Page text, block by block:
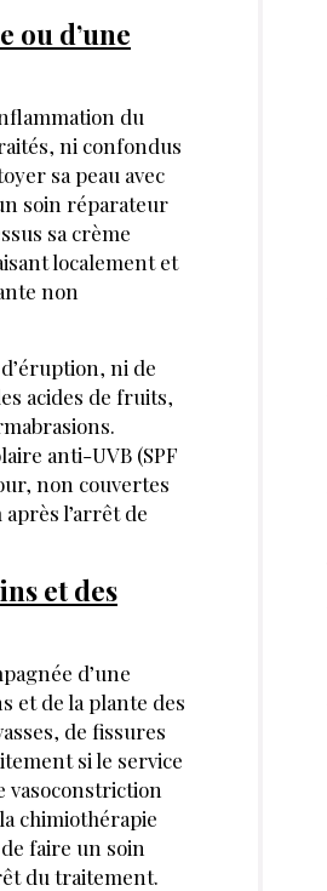
ou d’une
du
ni confondus
sa peau avec
soin réparateur
sa crème
localement et
non
ni de
acides de fruits,
anti-UVB (SPF
non couvertes
l’arrêt de
et des
d’une
et de la plante des
de fissures
si le service
vasoconstriction
chimiothérapie
faire un soin
du traitement.